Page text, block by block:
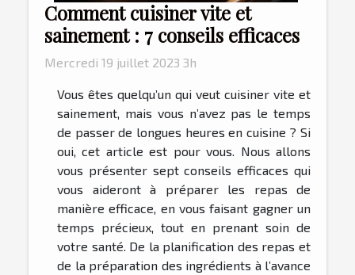
Comment cuisiner vite et
sainement : 7 conseils efficaces
Mercredi 19 juillet 2023 3h
Vous êtes quelqu’un qui veut cuisiner vite et
sainement, mais vous n’avez pas le temps
de passer de longues heures en cuisine ? Si
oui, cet article est pour vous. Nous allons
vous présenter sept conseils efficaces qui
vous aideront à préparer les repas de
manière efficace, en vous faisant gagner un
temps précieux, tout en prenant soin de
votre santé. De la planification des repas et
de la préparation des ingrédients à l’avance